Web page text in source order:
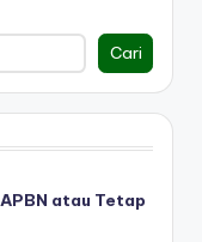
Cari
atau Tetap